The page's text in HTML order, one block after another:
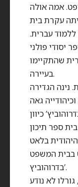
אמה אולה
עברית.
יסודי פולני
שהתקיימו
בעיירה.
נינה הגדירה
כיוון
בבית המשפט
בדרוהוביץ’.
גורלו לא נודע